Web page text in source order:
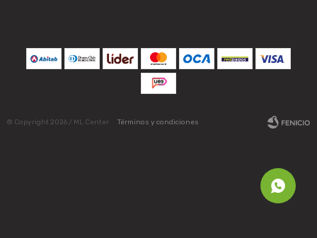
© Copyright 2026 / ML Center Términos y condiciones